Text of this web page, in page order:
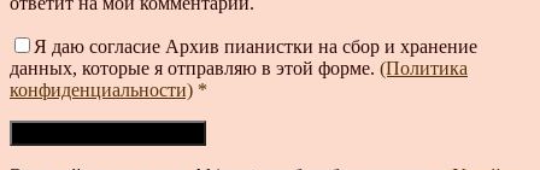
Я даю согласие Архив пианистки на сбор и хранение
данных, которые я отправляю в этой форме. (Политика
конфиденциальности) *